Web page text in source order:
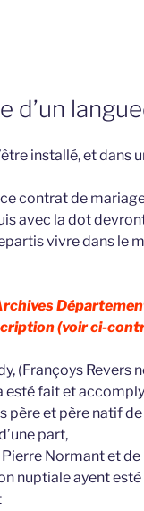
d’un
installé, et dans
contrat de
avec la dot
vivre dans le
(voir ci-
(Françoys
esté fait et
père et père natif
part,
Normant et
nuptiale ayent